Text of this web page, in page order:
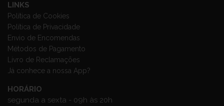
LINKS
Política de Cookies
Política de Privacidade
Envio de Encomendas
Métodos de Pagamento
Livro de Reclamações
Já conhece a nossa App?
HORÁRIO
segunda a sexta - 09h às 20h